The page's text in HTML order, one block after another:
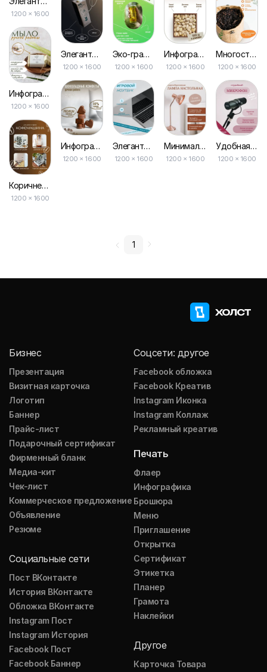
1200 × 1600
Инфографика для Ванных Принадлежностей в Белом и Бежевом Цветах для Маркетплейса
1200 × 1600
Коричневый Шаблон Инфографики с Изображениями Электроники для Маркетплейсов
1200 × 1600
Элегантная Коричневая Инфографика с Фото Продуктов Питания для Маркетплейса
1200 × 1600
Инфографика для Маркетплейса: Конфеты в Белом и Коричневом
1200 × 1600
Эко-градиент: Удобная Инфографика для Онлайн-маркетплейса
1200 × 1600
Элегантная Серая Инфографика для Электроники с Фото Ноутбука для Маркетплейсов
1200 × 1600
Инфографика для Маркетплейса: Простой Макет Белого Цвета для Продуктов Питания
1200 × 1600
Минималистская Светлая Инфографика для Электроники для Маркетплейсов
1200 × 1600
Многостраничная Инфографика для Чая и Напитков в Бело-оранжевой Палитре для Маркетплейса
1200 × 1600
Удобная Розовая Инфографика с Выгодами для Электроники для Вашего Маркетплейса
1200 × 1600
1
Бизнес
Презентация
Визитная карточка
Логотип
Баннер
Прайс-лист
Подарочный сертификат
Фирменный бланк
Медиа-кит
Чек-лист
Коммерческое предложение
Объявление
Резюме
Социальные сети
Пост ВКонтакте
История ВКонтакте
Обложка ВКонтакте
Instagram Пост
Instagram История
Facebook Пост
Facebook Баннер
Соцсети: другое
Facebook обложка
Facebook Креатив
Instagram Иконка
Instagram Коллаж
Рекламный креатив
Печать
Флаер
Инфографика
Брошюра
Меню
Приглашение
Открытка
Сертификат
Этикетка
Планер
Грамота
Наклейки
Другое
Карточка Товара